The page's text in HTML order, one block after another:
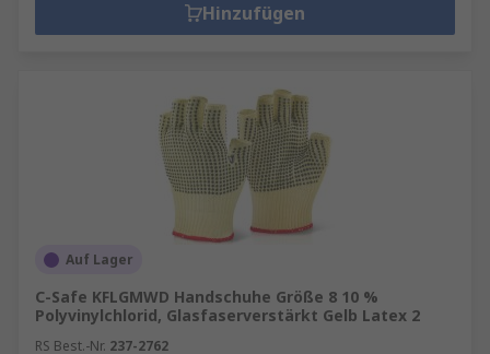
Hinzufügen
Auf Lager
C-Safe KFLGMWD Handschuhe Größe 8 10 %
Polyvinylchlorid, Glasfaserverstärkt Gelb Latex 2
RS Best.-Nr. 237-2762